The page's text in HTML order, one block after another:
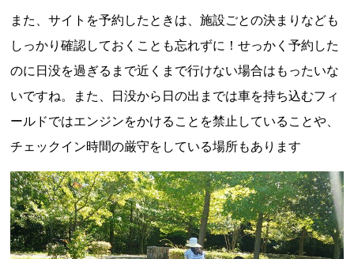
また、サイトを予約したときは、施設ごとの決まりなども
しっかり確認しておくことも忘れずに！せっかく予約した
のに日没を過ぎるまで近くまで行けない場合はもったいな
いですね。また、日没から日の出までは車を持ち込むフィ
ールドではエンジンをかけることを禁止していることや、
チェックイン時間の厳守をしている場所もあります